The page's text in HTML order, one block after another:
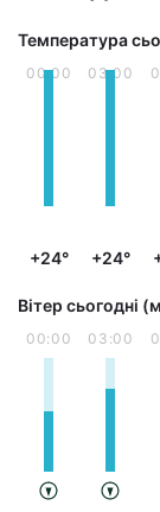
Температура
00:00
+24°
03:00
+24°
Вітер сьогодні
00:00 03:00